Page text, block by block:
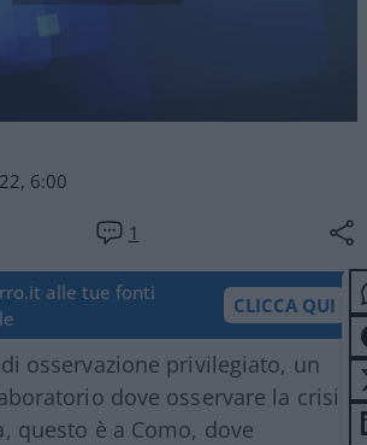
6:00
1
alle tue fonti
CLICCA QUI
di osservazione privilegiato, un
dove osservare la crisi
questo è a Como, dove